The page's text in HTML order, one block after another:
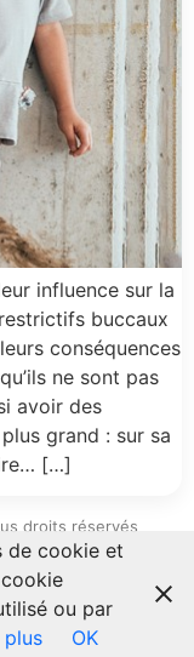
influence sur la
buccaux
conséquences
ne sont pas
avoir des
grand : sur sa
[…]
droits réservés
de cookie et
ou par
plus OK